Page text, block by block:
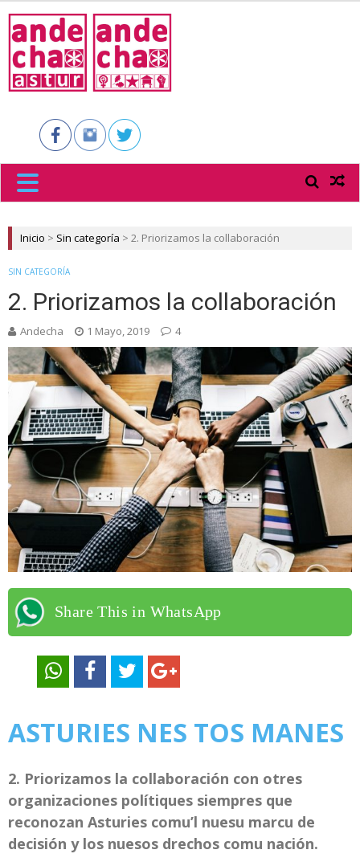
ASTUR
Inicio > Sin categoría > 2. Priorizamos la collaboración
SIN CATEGORÍA
2. Priorizamos la collaboración
Andecha 1 Mayo, 2019 4
Share This in WhatsApp
ASTURIES NES TOS MANES
2. Priorizamos la collaboración con otres
organizaciones polítiques siempres que
reconozan Asturies comu’l nuesu marcu de
decisión y los nuesos drechos comu nación.